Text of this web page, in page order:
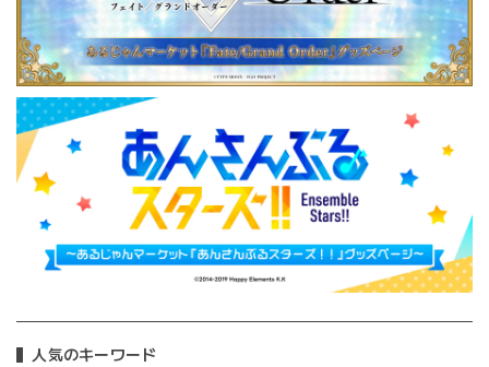
人気のキーワード